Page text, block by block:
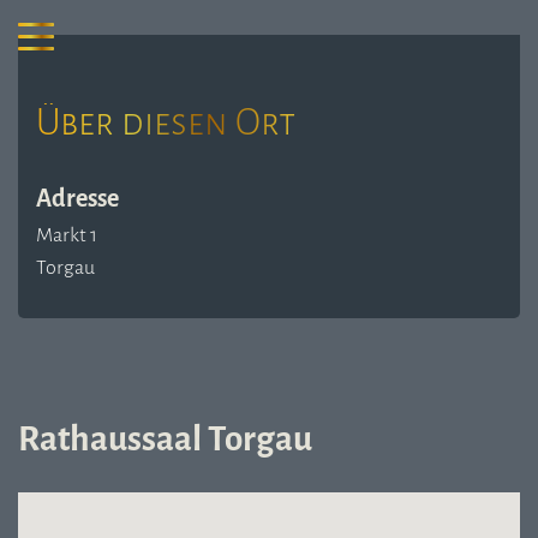
Über diesen Ort
Adresse
Markt 1
Torgau
Rathaussaal Torgau